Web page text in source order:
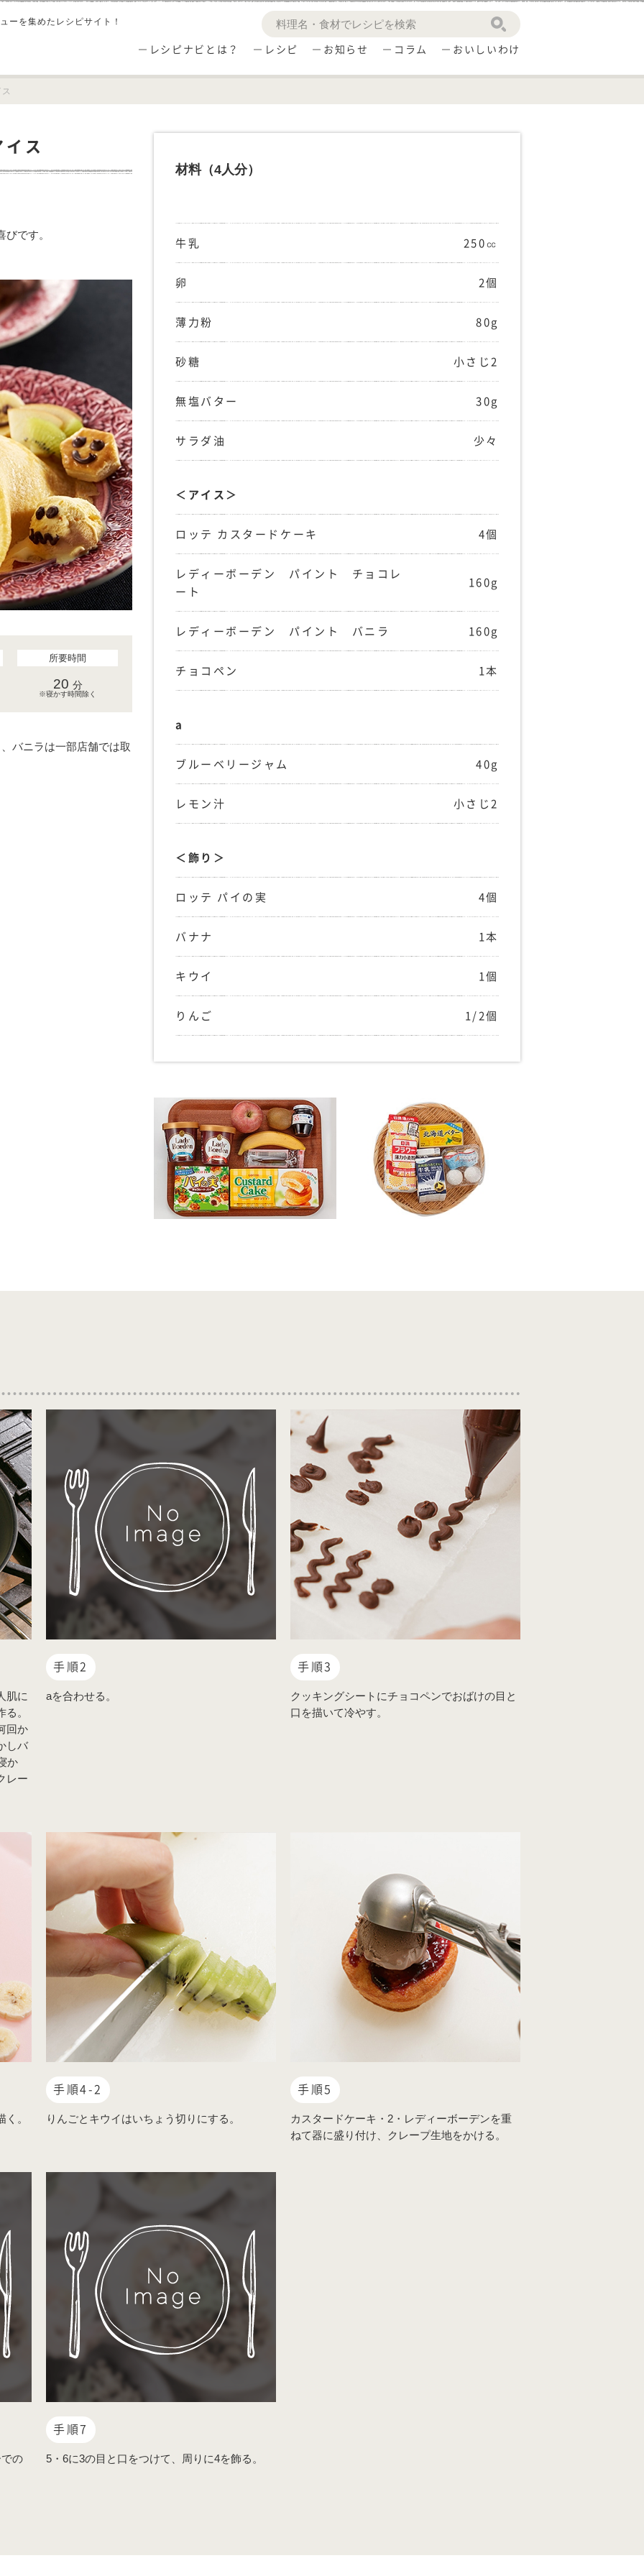
ーを集めたレシピサイト！
レシピナビとは？ レシピ お知らせ コラム おいしいわけ
ス
です。
所要時間
20 分
※寝かす時間除く
バニラは一部店舗では取
材料（4人分）
牛乳 250㏄
卵 2個
薄力粉 80g
砂糖 小さじ2
無塩バター 30g
サラダ油 少々
＜アイス＞
ロッテ カスタードケーキ 4個
レディーボーデン パイント チョコレ
ート
160g
レディーボーデン パイント バニラ 160g
チョコペン 1本
a
ブルーベリージャム 40g
レモン汁 小さじ2
＜飾り＞
ロッテ パイの実 4個
バナナ 1本
キウイ 1個
りんご 1/2個
肌に
。
回か
しバ
か
レー
手順2
aを合わせる。
手順3
クッキングシートにチョコペンでおばけの目と
口を描いて冷やす。
。
手順4-2
りんごとキウイはいちょう切りにする。
手順5
カスタードケーキ・2・レディーボーデンを重
ねて器に盛り付け、クレープ生地をかける。
の
手順7
5・6に3の目と口をつけて、周りに4を飾る。